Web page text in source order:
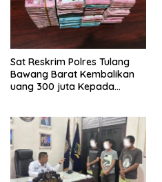
Sat Reskrim Polres Tulang
Bawang Barat Kembalikan
uang 300 juta Kepada